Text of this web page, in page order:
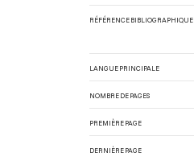
RÉFÉRENCE BIBLIOGRAPHIQUE
LANGUE PRINCIPALE
NOMBRE DE PAGES
PREMIÈRE PAGE
DERNIÈRE PAGE